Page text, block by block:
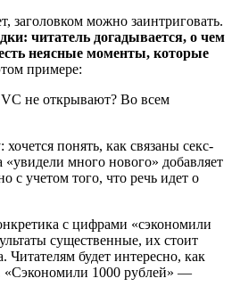
заголовком можно заинтриговать.
читатель догадывается, о чем
неясные моменты, которые
примере:
хочется понять, как связаны секс-
много нового» добавляет
с учетом того, что речь идет о
с цифрами «сэкономили
существенные, их стоит
Читателям будет интересно, как
«Сэкономили 1000 рублей» —